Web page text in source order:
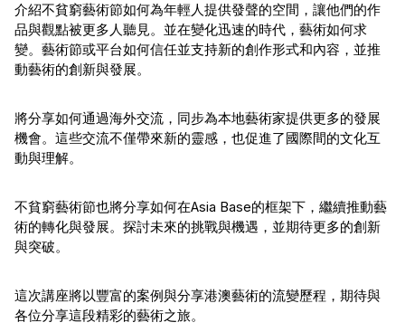
介紹不貧窮藝術節如何為年輕人提供發聲的空間，讓他們的作
品與觀點被更多人聽見。並在變化迅速的時代，藝術如何求
變。藝術節或平台如何信任並支持新的創作形式和內容，並推
動藝術的創新與發展。
將分享如何通過海外交流，同步為本地藝術家提供更多的發展
機會。這些交流不僅帶來新的靈感，也促進了國際間的文化互
動與理解。
不貧窮藝術節也將分享如何在Asia Base的框架下，繼續推動藝
術的轉化與發展。探討未來的挑戰與機遇，並期待更多的創新
與突破。
這次講座將以豐富的案例與分享港澳藝術的流變歷程，期待與
各位分享這段精彩的藝術之旅。